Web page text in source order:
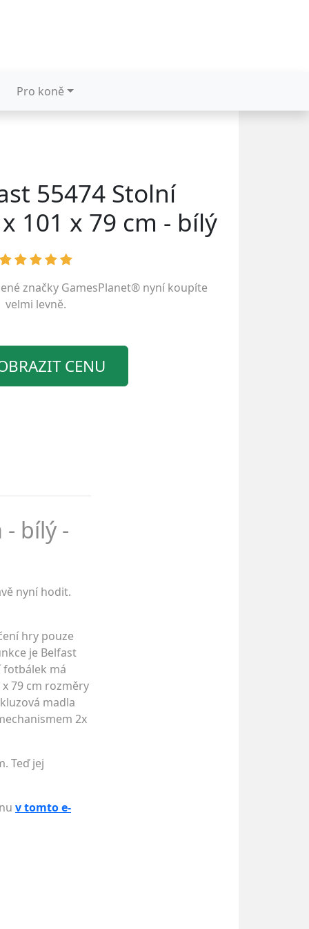
Pro koně
55474 Stolní
101 x 79 cm - bílý
značky GamesPlanet®nyní koupíte
velmi levně.
CENU
- bílý -
nyní hodit.
hry pouze
je Belfast
fotbálek má
79 cm rozměry
madla
2x
Teď jej
v tomto e-